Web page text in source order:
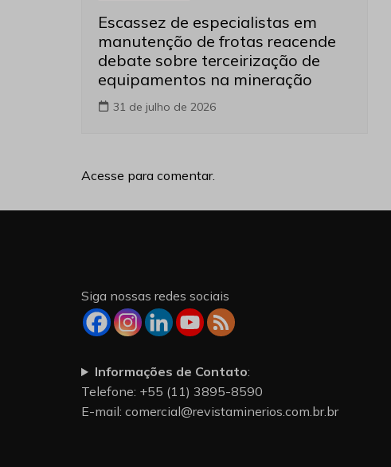
Escassez de especialistas em
manutenção de frotas reacende
debate sobre terceirização de
equipamentos na mineração
31 de julho de 2026
Acesse para comentar.
Siga nossas redes sociais
Informações de Contato:
Telefone: +55 (11) 3895-8590
E-mail: comercial@revistaminerios.com.br.br